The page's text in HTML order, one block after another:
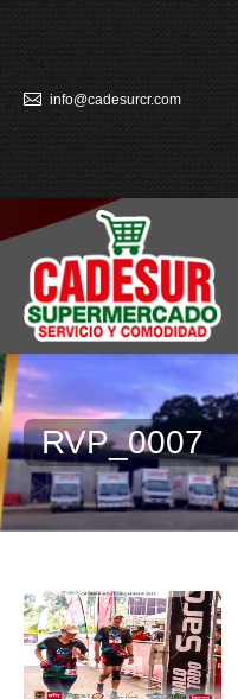
info@cadesurcr.com
RVP_0007